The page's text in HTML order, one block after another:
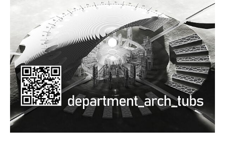
Documents and Downloads